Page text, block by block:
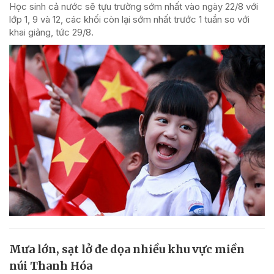
Học sinh cả nước sẽ tựu trường sớm nhất vào ngày 22/8 với
lớp 1, 9 và 12, các khối còn lại sớm nhất trước 1 tuần so với
khai giảng, tức 29/8.
Mưa lớn, sạt lở đe dọa nhiều khu vực miền
núi Thanh Hóa